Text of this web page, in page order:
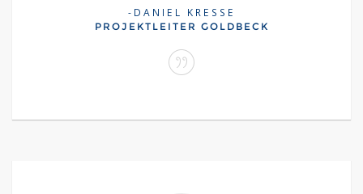
DANIEL KRESSE
PROJEKTLEITER GOLDBECK